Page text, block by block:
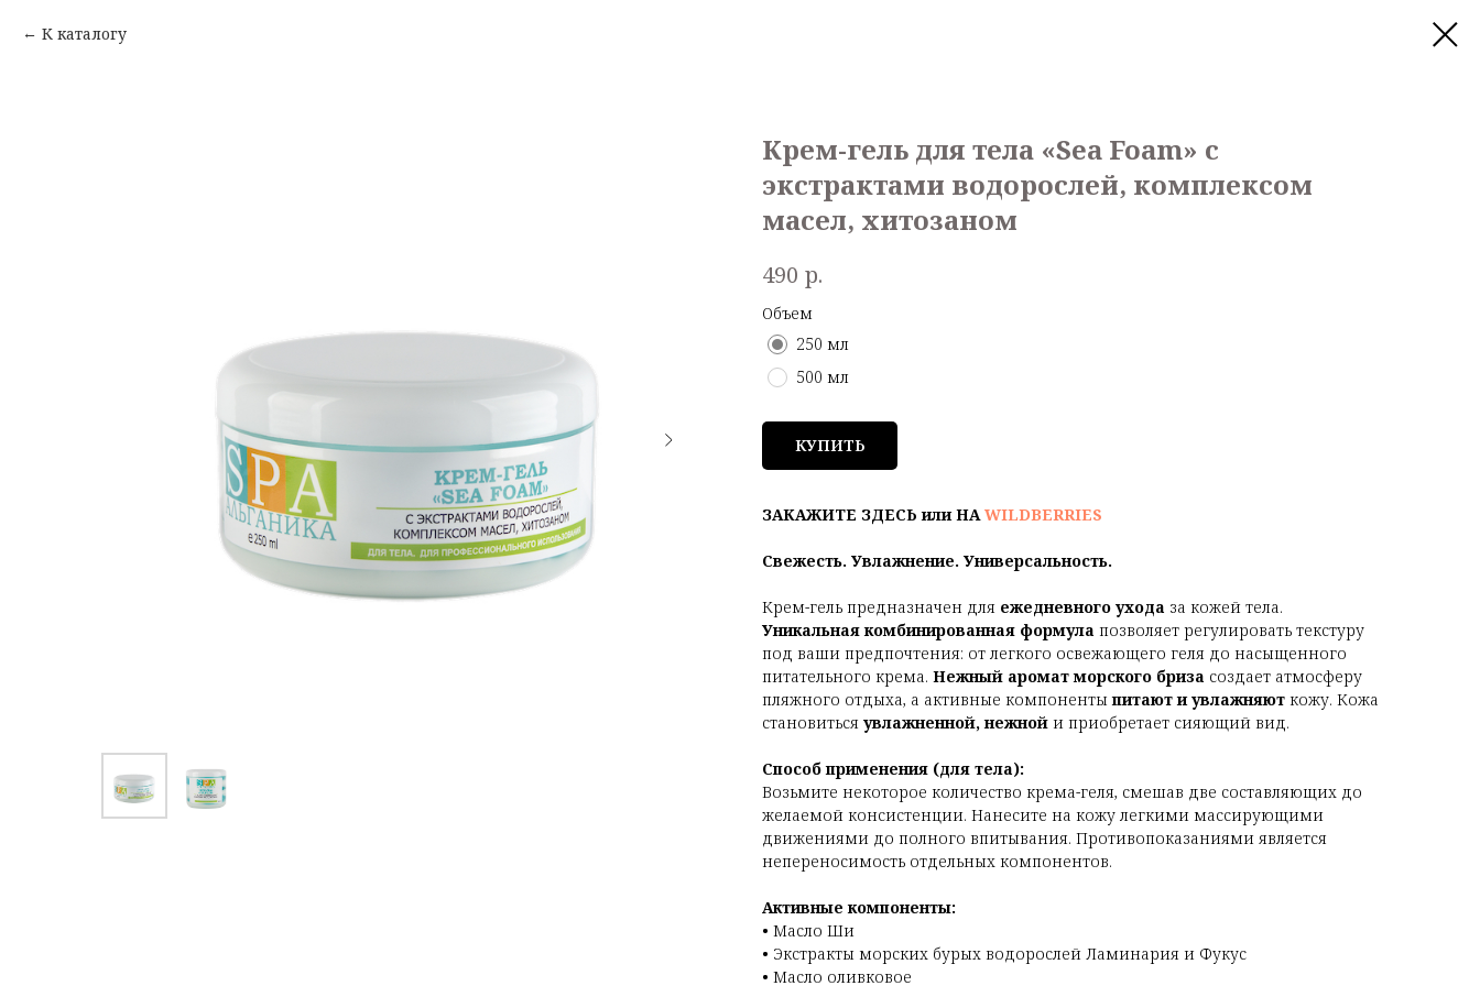
К каталогу
Крем-гель для тела «Sea Foam» с
экстрактами водорослей, комплексом
масел, хитозаном
490 р.
Объем
250 мл
500 мл
КУПИТЬ
ЗАКАЖИТЕ ЗДЕСЬ или НАWILDBERRIES
Свежесть. Увлажнение. Универсальность.
Крем-гель предназначен для ежедневного ухода за кожей тела.
Уникальная комбинированная формула позволяет регулировать текстуру
под ваши предпочтения: от легкого освежающего геля до насыщенного
питательного крема. Нежный аромат морского бриза создает атмосферу
пляжного отдыха, а активные компонентыпитают и увлажняют кожу. Кожа
становиться увлажненной, нежной и приобретает сияющий вид.
Способ применения (для тела):
Возьмите некоторое количество крема-геля, смешав две составляющих до
желаемой консистенции. Нанесите на кожу легкими массирующими
движениями до полного впитывания. Противопоказаниями является
непереносимость отдельных компонентов.
Активные компоненты:
• Масло Ши
• Экстракты морских бурых водорослей Ламинария и Фукус
• Масло оливковое